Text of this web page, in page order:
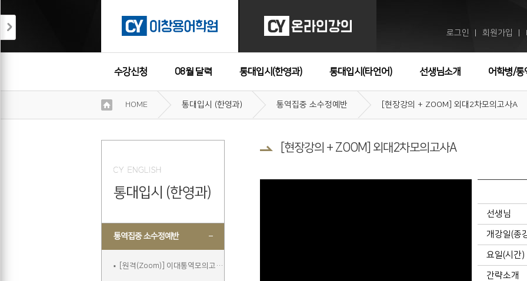
로그인 회원가입
수강신청 08월 달력 통대입시(한영과) 통대입시(타언어) 선생님소개 어학병/통
수강후기
약
HOME 통대입시 (한영과) 통역집중 소수정예반 [현장강의 + ZOOM] 외대2차모의고사A
통대입시 (한영과)
통역집중 소수정예반
[원격(Zoom)] 이대통역모의고사A
[현장강의 + ZOOM] 외대2차모의고사A
선생님
개강일(종
요일(시간)
간략소개